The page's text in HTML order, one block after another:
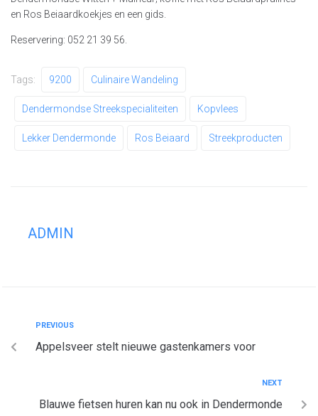
en Ros Beiaardkoekjes en een gids.
Reservering: 052 21 39 56.
Tags: 9200 Culinaire Wandeling
Dendermondse Streekspecialiteiten Kopvlees
Lekker Dendermonde Ros Beiaard Streekproducten
ADMIN
PREVIOUS
Appelsveer stelt nieuwe gastenkamers voor
NEXT
Blauwe fietsen huren kan nu ook in Dendermonde